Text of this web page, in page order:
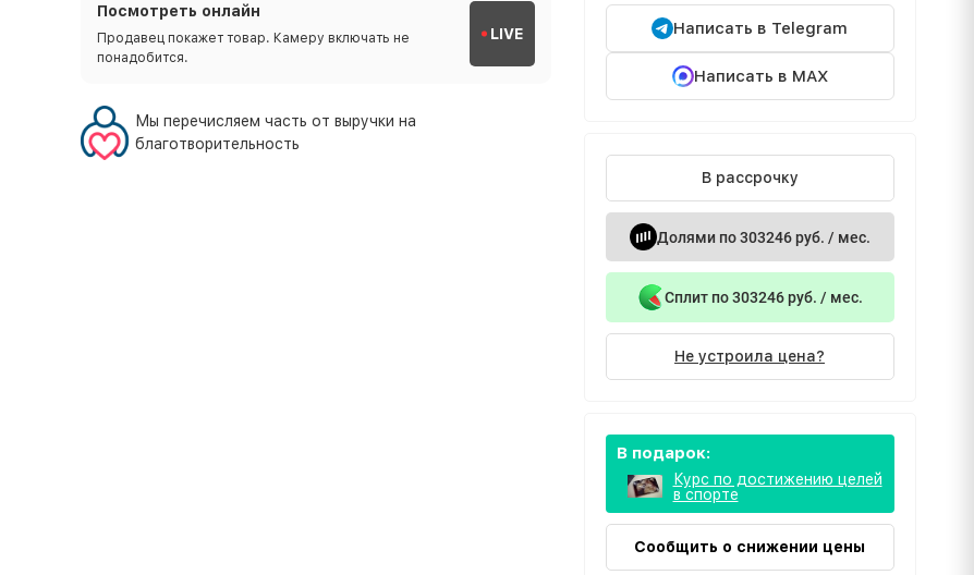
Посмотреть онлайн
Продавец покажет товар. Камеру включать не
понадобится.
LIVE
Мы перечисляем часть от выручки на
благотворительность
Написать в Telegram
Написать в MAX
В рассрочку
Долями по 303246 руб. / мес.
Сплит по 303246 руб. / мес.
Не устроила цена?
В подарок:
Курс по достижению целей
в спорте
Сообщить о снижении цены